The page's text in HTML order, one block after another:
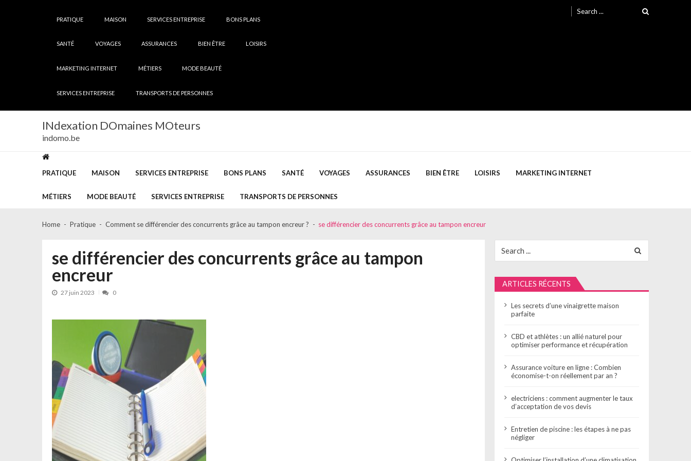
PRATIQUE MAISON SERVICES ENTREPRISE BONS PLANS
SANTÉ VOYAGES ASSURANCES BIEN ÊTRE LOISIRS
MARKETING INTERNET MÉTIERS MODE BEAUTÉ
SERVICES ENTREPRISE TRANSPORTS DE PERSONNES
for:
INdexation DOmaines MOteurs
indomo.be
PRATIQUE MAISON SERVICES ENTREPRISE BONS PLANS SANTÉ VOYAGES ASSURANCES BIEN ÊTRE LOISIRS MARKETING INTERNET
MÉTIERS MODE BEAUTÉ SERVICES ENTREPRISE TRANSPORTS DE PERSONNES
Home Pratique Comment se différencier des concurrents grâce au tampon encreur ? se différencier des concurrents grâce au tampon encreur
se différencier des concurrents grâce au tampon
encreur
27 juin 2023 0
for:
ARTICLES RÉCENTS
Les secrets d’une vinaigrette maison
parfaite
CBD et athlètes : un allié naturel pour
optimiser performance et récupération
Assurance voiture en ligne : Combien
économise-t-on réellement par an ?
electriciens : comment augmenter le taux
d’acceptation de vos devis
Entretien de piscine : les étapes à ne pas
négliger